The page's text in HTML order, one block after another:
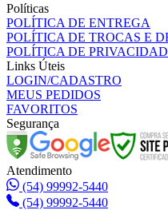
Políticas
POLÍTICA DE ENTREGA
POLÍTICA DE TROCAS E
POLÍTICA DE
Links Úteis
LOGIN/CADASTRO
MEUS PEDIDOS
FAVORITOS
Segurança
Atendimento
(54) 99992-5440
(54) 99992-5440